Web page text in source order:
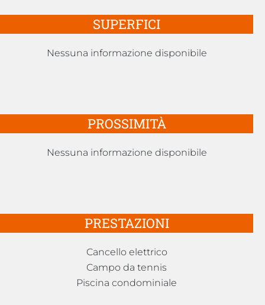
SUPERFICI
Nessuna informazione disponibile
PROSSIMITÀ
Nessuna informazione disponibile
PRESTAZIONI
Cancello elettrico
Campo da tennis
Piscina condominiale